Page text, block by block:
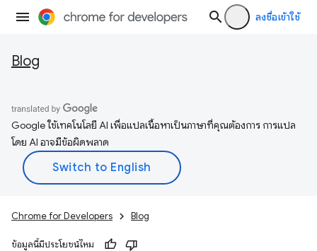
ลงชื่อเข้าใช้
Blog
Google ใช้เทคโนโลยี AI เพื่อแปลเนื้อหาเป็นภาษาที่คุณต้องการ การแปล
โดย AI อาจมีข้อผิดพลาด
Chrome for Developers Blog
ข้อมูลนี้มีประโยชน์ไหม